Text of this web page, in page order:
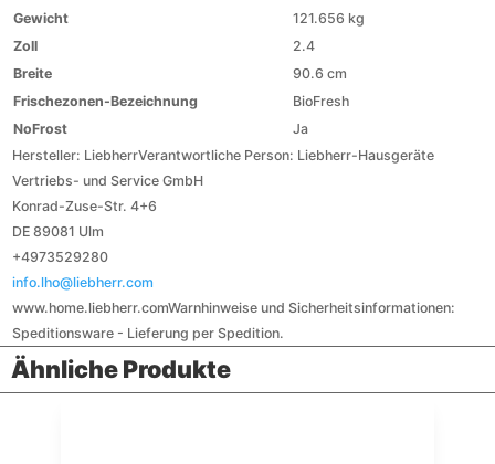
Gewicht
121.656 kg
Zoll
2.4
Breite
90.6 cm
Frischezonen-Bezeichnung
BioFresh
NoFrost
Ja
Hersteller: LiebherrVerantwortliche Person: Liebherr-Hausgeräte
Vertriebs- und Service GmbH
Konrad-Zuse-Str. 4+6
DE 89081 Ulm
+4973529280
info.lho@liebherr.com
www.home.liebherr.comWarnhinweise und Sicherheitsinformationen:
Speditionsware - Lieferung per Spedition.
Ähnliche Produkte